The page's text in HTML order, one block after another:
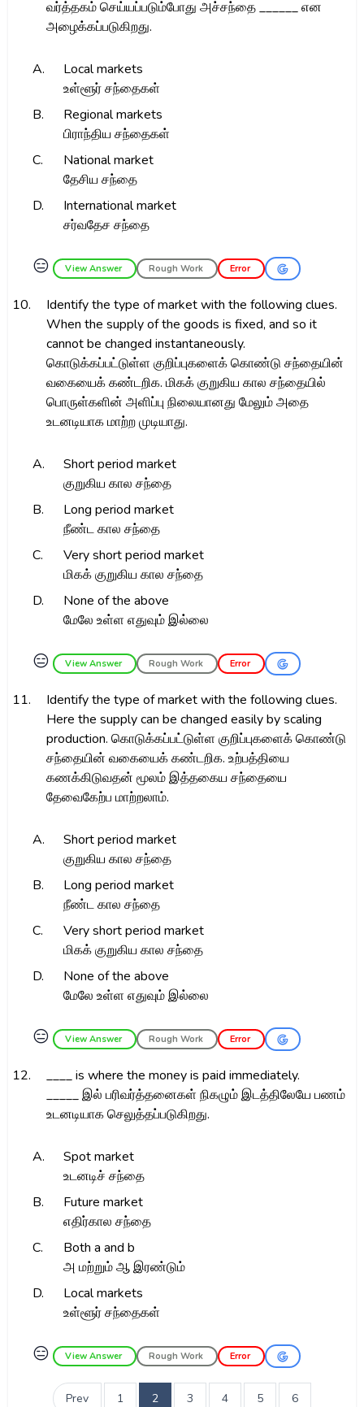
வர்த்தகம் செய்யப்படும்போது அச்சந்தை ______ என
அழைக்கப்படுகிறது.
A.
Local markets
உள்ளூர் சந்தைகள்
B.
Regional markets
பிராந்திய சந்தைகள்
C.
National market
தேசிய சந்தை
D.
International market
சர்வதேச சந்தை
😑 View Answer Rough Work Error
10.
Identify the type of market with the following clues.
When the supply of the goods is fixed, and so it
cannot be changed instantaneously.
கொடுக்கப்பட்டுள்ள குறிப்புகளைக் கொண்டு சந்தையின்
வகையைக் கண்டறிக. மிகக் குறுகிய கால சந்தையில்
பொருள்களின் அளிப்பு நிலையானது மேலும் அதை
உடனடியாக மாற்ற முடியாது.
A.
Short period market
குறுகிய கால சந்தை
B.
Long period market
நீண்ட கால சந்தை
C.
Very short period market
மிகக் குறுகிய கால சந்தை
D.
None of the above
மேலே உள்ள எதுவும் இல்லை
😑 View Answer Rough Work Error
11.
Identify the type of market with the following clues.
Here the supply can be changed easily by scaling
production. கொடுக்கப்பட்டுள்ள குறிப்புகளைக் கொண்டு
சந்தையின் வகையைக் கண்டறிக. உற்பத்தியை
கணக்கிடுவதன் மூலம் இத்தகைய சந்தையை
தேவைகேற்ப மாற்றலாம்.
A.
Short period market
குறுகிய கால சந்தை
B.
Long period market
நீண்ட கால சந்தை
C.
Very short period market
மிகக் குறுகிய கால சந்தை
D.
None of the above
மேலே உள்ள எதுவும் இல்லை
😑 View Answer Rough Work Error
12.
____ is where the money is paid immediately.
_____ இல் பரிவர்த்தனைகள் நிகழும் இடத்திலேயே பணம்
உடனடியாக செலுத்தப்படுகிறது.
A.
Spot market
உடனடிச் சந்தை
B.
Future market
எதிர்கால சந்தை
C.
Both a and b
அ மற்றும் ஆ இரண்டும்
D.
Local markets
உள்ளூர் சந்தைகள்
😑 View Answer Rough Work Error
Prev 1 2 3 4 5 6